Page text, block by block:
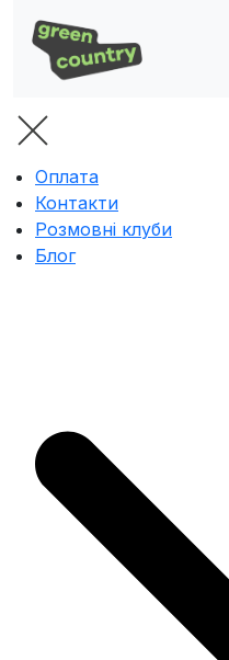
Оплата
Контакти
Розмовні клуби
Блог